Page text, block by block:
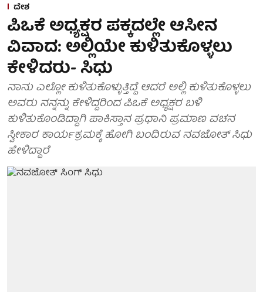
ದೇಶ
ಪಿಒಕೆ ಅಧ್ಯಕ್ಷರ ಪಕ್ಕದಲ್ಲೇ ಆಸೀನ
ವಿವಾದ: ಅಲ್ಲಿಯೇ ಕುಳಿತುಕೊಳ್ಳಲು
ಕೇಳಿದರು- ಸಿಧು
ನಾನು ಎಲ್ಲೋ ಕುಳಿತುಕೊಳ್ಳುತ್ತಿದ್ದೆ ಆದರೆ ಅಲ್ಲಿ ಕುಳಿತುಕೊಳ್ಳಲು
ಅವರು ನನ್ನನ್ನು ಕೇಳಿದ್ದರಿಂದ ಪಿಒಕೆ ಅಧ್ಯಕ್ಷರ ಬಳಿ
ಕುಳಿತುಕೊಂಡಿದ್ದಾಗಿ ಪಾಕಿಸ್ತಾನ ಪ್ರಧಾನಿ ಪ್ರಮಾಣ ವಚನ
ಸ್ವೀಕಾರ ಕಾರ್ಯಕ್ರಮಕ್ಕೆ ಹೋಗಿ ಬಂದಿರುವ ನವಜೋತ್ ಸಿಧು
ಹೇಳಿದ್ದಾರೆ